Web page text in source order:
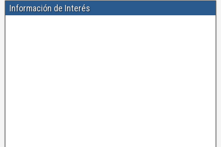
Información de Interés